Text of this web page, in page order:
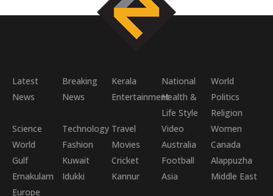
Latest
News
Breaking
News
Kerala National
World
EntertainmentHealth &
Life Style
Politics
Religion
Science
World
Technology Travel Video
Women
Fashion
Movies Australia
Canada
Gulf
Kuwait Cricket Football
Alappuzha
Ernakulam
Idukki Kannur Asia
Middle East
Europe